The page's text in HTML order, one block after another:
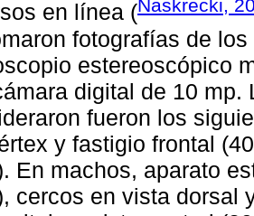
en línea (Naskrecki,
fotografías de
estereoscópico
digital de 10
fueron los
y fastigio frontal
En machos, aparato
cercos en vista dorsal